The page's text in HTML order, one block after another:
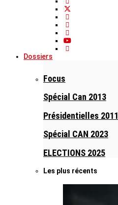
Dossiers
Focus
Spécial Can 2013
Présidentielles 2011
Spécial CAN 2023
ELECTIONS 2025
Les plus récents